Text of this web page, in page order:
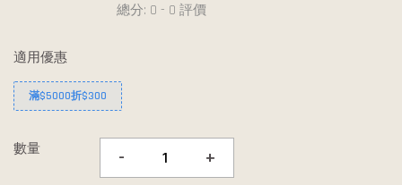
總分: 0 - 0 評價
適用優惠
滿$5000折$300
數量 - +